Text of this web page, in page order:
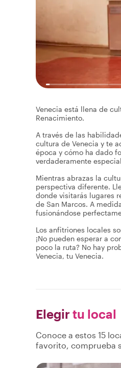
Venecia está llena de
Renacimiento.
A través de las
cultura de Venecia y te
época y cómo ha dado
verdaderamente
Mientras abrazas la
perspectiva diferente.
donde visitarás lugares
de San Marcos. A
fusionándose
Los anfitriones locales
¡No pueden esperar a
poco la ruta? No hay
Venecia, tu Venecia.
Elegir tu local
Conoce a estos 15
favorito, comprueba